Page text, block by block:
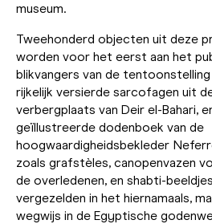
museum.
Tweehonderd objecten uit deze
worden voor het eerst aan het
blikvangers van de
rijkelijk versierde sarcofagen uit
verbergplaats van Deir el-Bahari,
geïllustreerde dodenboek van de
hoogwaardigheidsbekleder
zoals grafstèles, canopenvazen
de overledenen, en shabti-
vergezelden in het hiernamaals,
wegwijs in de Egyptische